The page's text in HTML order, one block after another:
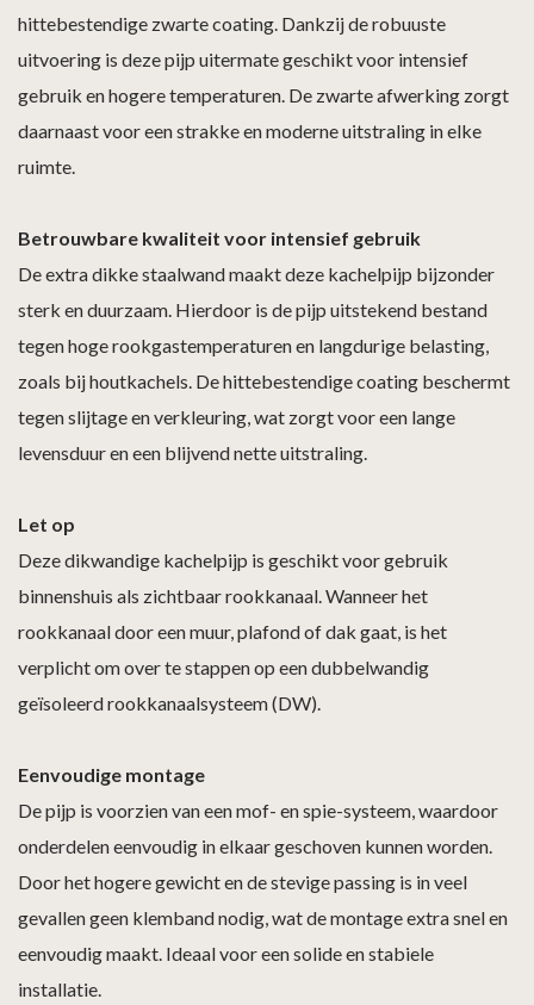
hittebestendige zwarte coating. Dankzij de robuuste
uitvoering is deze pijp uitermate geschikt voor intensief
gebruik en hogere temperaturen. De zwarte afwerking zorgt
daarnaast voor een strakke en moderne uitstraling in elke
ruimte.
Betrouwbare kwaliteit voor intensief gebruik
De extra dikke staalwand maakt deze kachelpijp bijzonder
sterk en duurzaam. Hierdoor is de pijp uitstekend bestand
tegen hoge rookgastemperaturen en langdurige belasting,
zoals bij houtkachels. De hittebestendige coating beschermt
tegen slijtage en verkleuring, wat zorgt voor een lange
levensduur en een blijvend nette uitstraling.
Let op
Deze dikwandige kachelpijp is geschikt voor gebruik
binnenshuis als zichtbaar rookkanaal. Wanneer het
rookkanaal door een muur, plafond of dak gaat, is het
verplicht om over te stappen op een dubbelwandig
geïsoleerd rookkanaalsysteem (DW).
Eenvoudige montage
De pijp is voorzien van een mof- en spie-systeem, waardoor
onderdelen eenvoudig in elkaar geschoven kunnen worden.
Door het hogere gewicht en de stevige passing is in veel
gevallen geen klemband nodig, wat de montage extra snel en
eenvoudig maakt. Ideaal voor een solide en stabiele
installatie.